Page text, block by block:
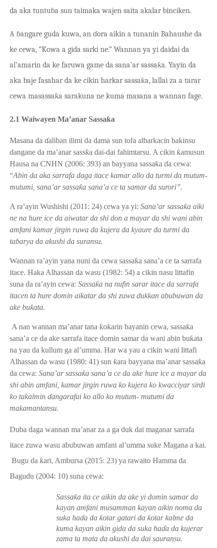
da aka tuntuɓa sun taimaka wajen saita akalar binciken.
A ɓangare guda kuwa, an ɗora aikin a tunanin Bahaushe da
ke cewa, “Kowa a gida sarki ne.” Wannan ya yi daidai da
al’amarin da ke faruwa game da sana’ar sassaƙa. Yayin da
aka baje fasahar da ke cikin harkar sassaƙa, lallai za a tarar
cewa masassaƙa sarakuna ne kuma masana a wannan fage.
2.1 Waiwayen Ma’anar Sassaƙa
Masana da ɗaliban ilimi da dama sun tofa albarkacin bakinsu
dangane da ma’anar sassƙa dai-dai fahimtarsu. A cikin ƙamusun
Hausa na CNHN (2006: 393) an bayyana sassaƙa da cewa:
“Abin da aka sarrafa daga itace kamar allo da turmi da mutum-
mutumi, sana’ar sassaƙa sana’a ce ta samar da surori”.
A ra’ayin Wushishi (2011: 24) cewa ya yi: Sana’ar sassaƙa aiki
ne na hure ice da aiwatar da shi don a mayar da shi wani abin
amfani kamar jirgin ruwa da kujera da kyaure da turmi da
taɓarya da akushi da suransu.
Wannan ra’ayin yana nuni da cewa sassaƙa sana’a ce ta sarrafa
itace. Haka Alhassan da wasu (1982: 54) a cikin nasu littafin
suna da ra’ayin cewa: Sassaƙa na nufin sarar itace da sarrafa
itacen ta hure domin aikatar da shi zuwa dukkan abubuwan da
ake buƙata.
A nan wannan ma’anar tana ƙoƙarin bayanin cewa, sassaƙa
sana’a ce da ake sarrafa itace domin samar da wani abin buƙata
na yau da kullum ga al’umma. Har wa yau a cikin wani littafi
Alhassan da wasu (1980: 41) sun ƙara bayyana ma’anar sassaƙa
da cewa: Sana’ar sassaƙa sana’a ce da ake hure ice a mayar da
shi abin amfani, kamar jirgin ruwa ko kujera ko kwacciyar sirdi
ko takalmin ɗangarafai ko allo ko mutum- mutumi da
makamantansu.
Duba daga wannan ma’anar za a ga duk dai maganar sarrafa
itace zuwa wasu abubuwan amfani al’umma suke Magana a kai.
Bugu da ƙari, Ambursa (2015: 23) ya rawaito Hamma da
Bagudu (2004: 10) suna cewa:
Sassaƙa ita ce aikin da ake yi domin samar da
kayan amfani musamman kayan aikin noma da
suka haɗa da ƙotar gatari da ƙotar kalme da
kuma kayan aikin gida da suka haɗa da kujerar
zama ta mata da akushi da dai sauransu.